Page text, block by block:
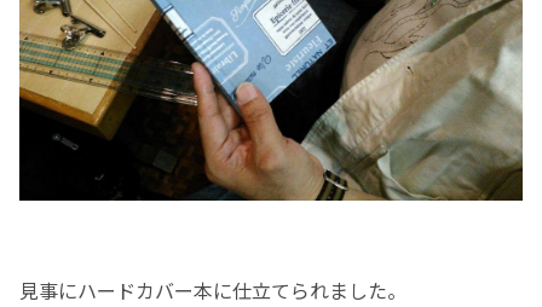
見事にハードカバー本に仕立てられました。